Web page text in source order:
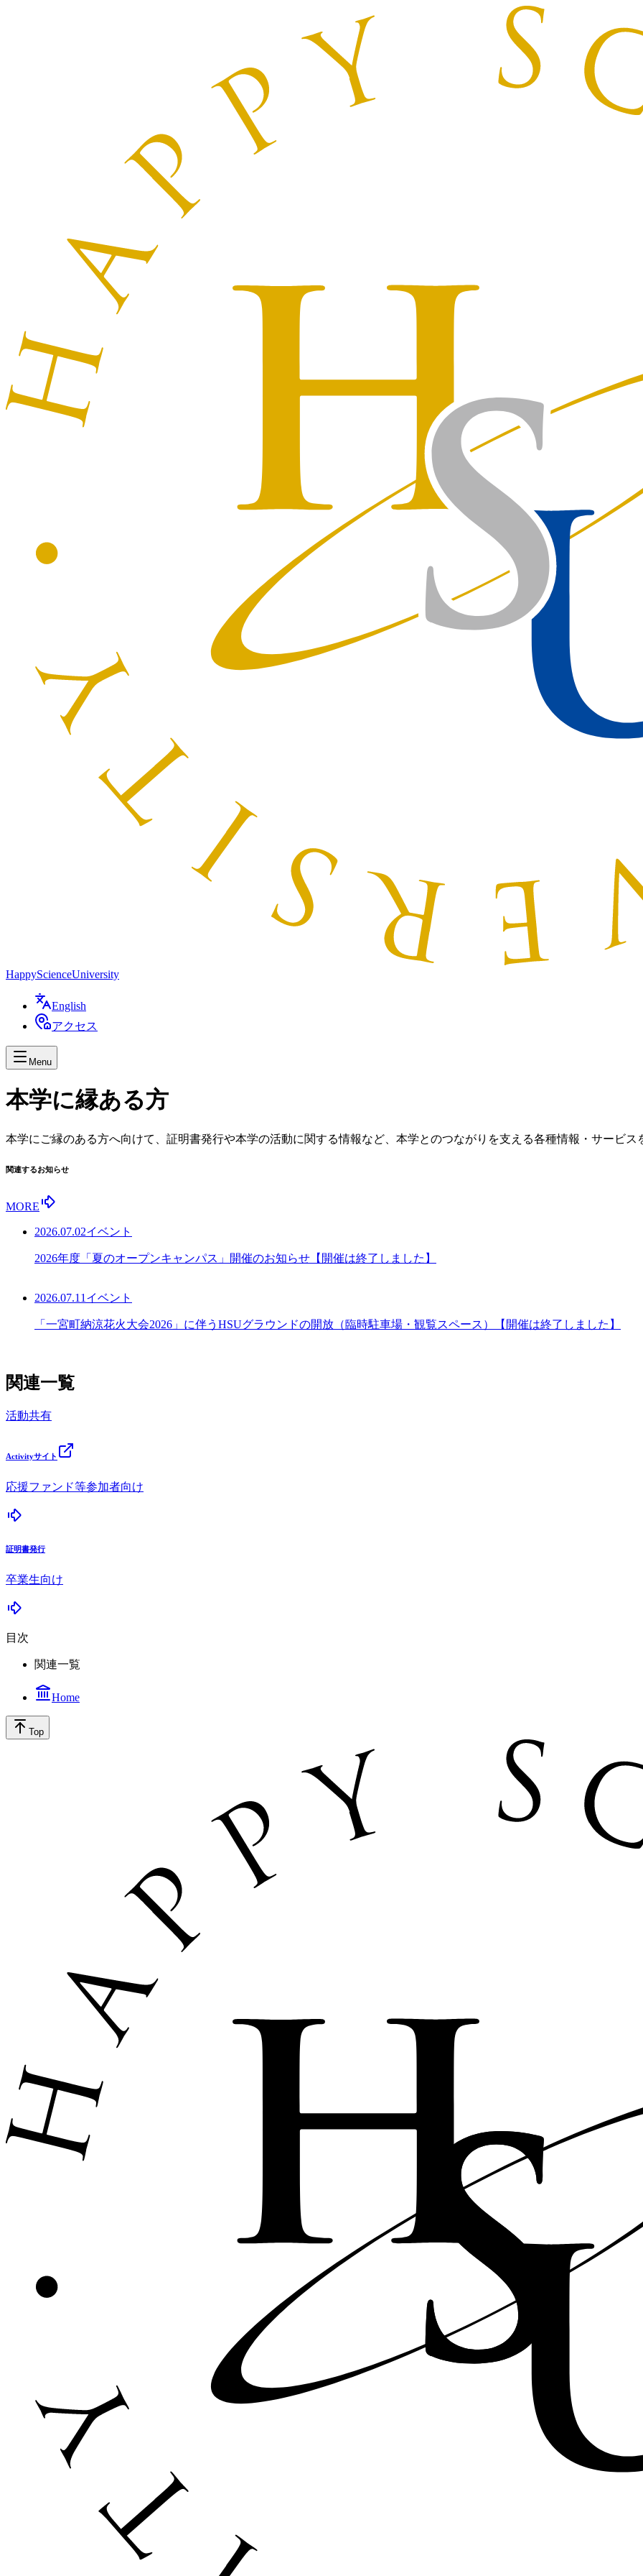
HappyScienceUniversity
English
アクセス
Menu
本学に縁ある方
本学にご縁のある方へ向けて、証明書発行や本学の活動に関する情報など、本学とのつながりを支える各種情報・サービス
関連するお知らせ
MORE
2026.07.02イベント
2026年度「夏のオープンキャンパス」開催のお知らせ【開催は終了しました】
2026.07.11 イベント
「一宮町納涼花火大会2026」に伴うHSUグラウンドの開放（臨時駐車場・観覧スペース）【開催は終了しました】
関連一覧
活動共有
Activityサイト
応援ファンド等参加者向け
証明書発行
卒業生向け
目次
関連一覧
Home
Top